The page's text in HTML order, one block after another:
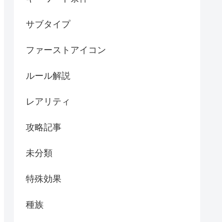
サブタイプ
ファーストアイコン
ルール解説
レアリティ
攻略記事
未分類
特殊効果
種族